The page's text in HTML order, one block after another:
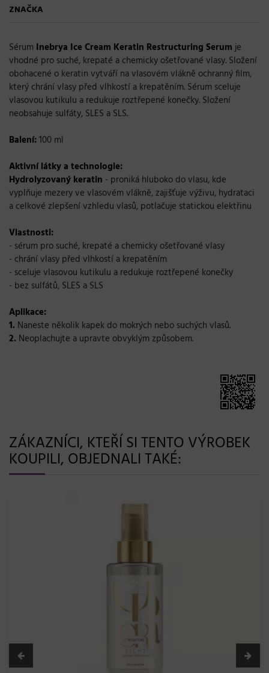
ZNAČKA
Sérum Inebrya Ice Cream Keratin Restructuring Serumje
vhodné pro suché, krepaté a chemicky ošetřované vlasy. Složení
obohacené o keratin vytváří na vlasovém vlákně ochranný film,
který chrání vlasy před vlhkostí a krepatěním. Sérum sceluje
vlasovou kutikulu a redukuje roztřepené konečky. Složení
neobsahuje sulfáty, SLES a SLS.
Balení:100 ml
Aktivní látky a technologie:
Hydrolyzovaný keratin - proniká hluboko do vlasu, kde
vyplňuje mezery ve vlasovém vlákně, zajišťuje výživu, hydrataci
a celkové zlepšení vzhledu vlasů, potlačuje statickou elektřinu
Vlastnosti:
- sérum pro suché, krepaté a chemicky ošetřované vlasy
- chrání vlasy před vlhkostí a krepatěním
- sceluje vlasovou kutikulu a redukuje roztřepené konečky
- bez sulfátů, SLES a SLS
Aplikace:
1. Naneste několik kapek do mokrých nebo suchých vlasů.
2. Neoplachujte a upravte obvyklým způsobem.
ZÁKAZNÍCI, KTEŘÍ SI TENTO VÝROBEK
KOUPILI, OBJEDNALI TAKÉ: